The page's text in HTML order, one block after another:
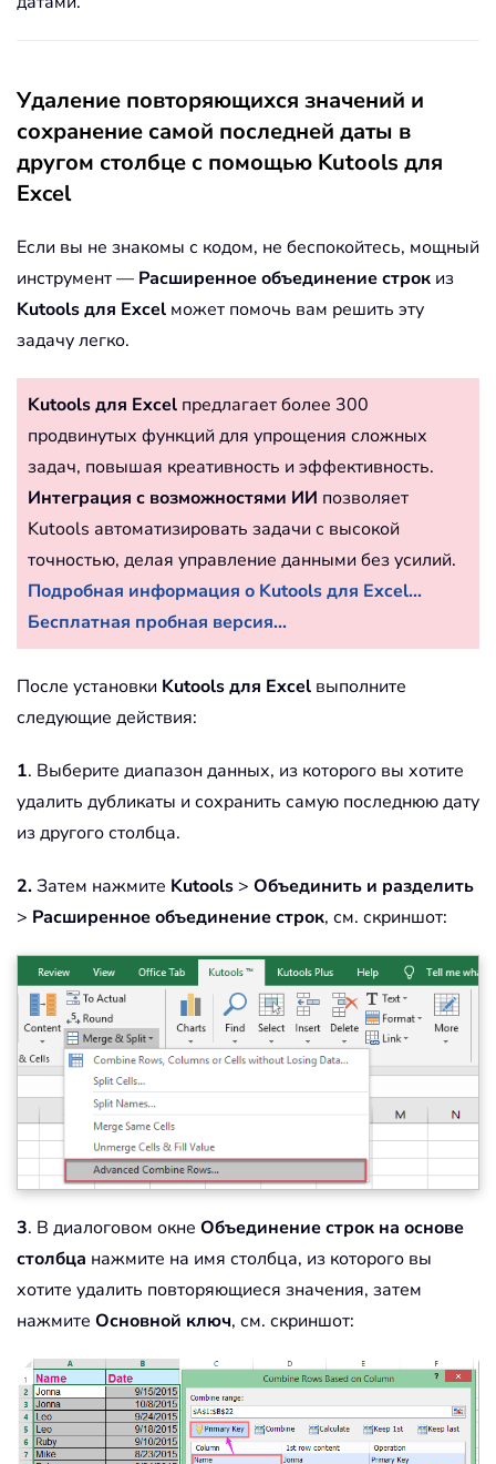
Удаление повторяющихся значений и
сохранение самой последней даты в
другом столбце с помощью Kutools для
Excel
Если вы не знакомы с кодом, не беспокойтесь, мощный
инструмент — Расширенное объединение строк из
Kutools для Excel может помочь вам решить эту
задачу легко.
Kutools для Excel предлагает более 300
продвинутых функций для упрощения сложных
задач, повышая креативность и эффективность.
Интеграция с возможностями ИИ позволяет
Kutools автоматизировать задачи с высокой
точностью, делая управление данными без усилий.
Подробная информация о Kutools для Excel...
Бесплатная пробная версия...
После установки Kutools для Excel выполните
следующие действия:
1. Выберите диапазон данных, из которого вы хотите
удалить дубликаты и сохранить самую последнюю дату
из другого столбца.
2.Затем нажмите Kutools > Объединить и разделить
> Расширенное объединение строк, см. скриншот:
3. В диалоговом окне Объединение строк на основе
столбца нажмите на имя столбца, из которого вы
хотите удалить повторяющиеся значения, затем
нажмите Основной ключ, см. скриншот: